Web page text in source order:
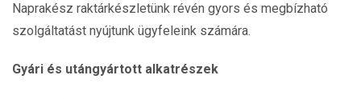
Naprakész raktárkészletünk révén gyors és megbízható
szolgáltatást nyújtunk ügyfeleink számára.
Gyári és utángyártott alkatrészek